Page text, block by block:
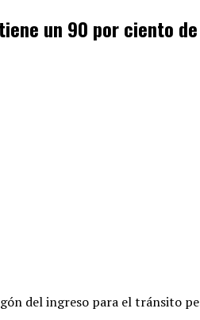
un 90 por ciento
del ingreso para el tránsito